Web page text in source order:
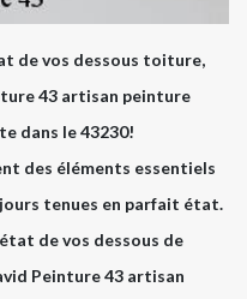
de vos dessous toiture,
43 artisan peinture
dans le 43230!
des éléments essentiels
tenues en parfait état.
de vos dessous de
Peinture 43 artisan